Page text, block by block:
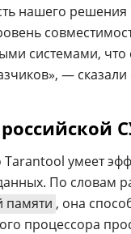
нашего
системами,
—
умеет
По словам
памяти , она
процессора